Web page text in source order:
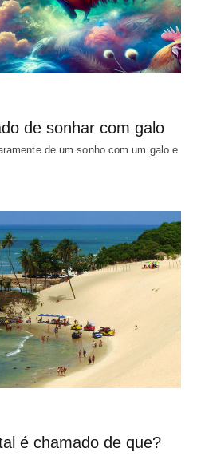
de sonhar com galo
de um sonho com um galo e
é chamado de que?